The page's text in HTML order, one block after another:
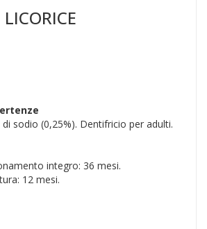
sodio (0,25%). Dentifricio per adulti.
integro: 36 mesi.
12 mesi.